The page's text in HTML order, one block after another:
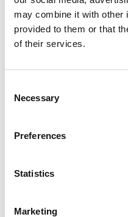
may combine it with other
provided to them or that
of their services.
Selection
Necessary
Preferences
Statistics
Marketing